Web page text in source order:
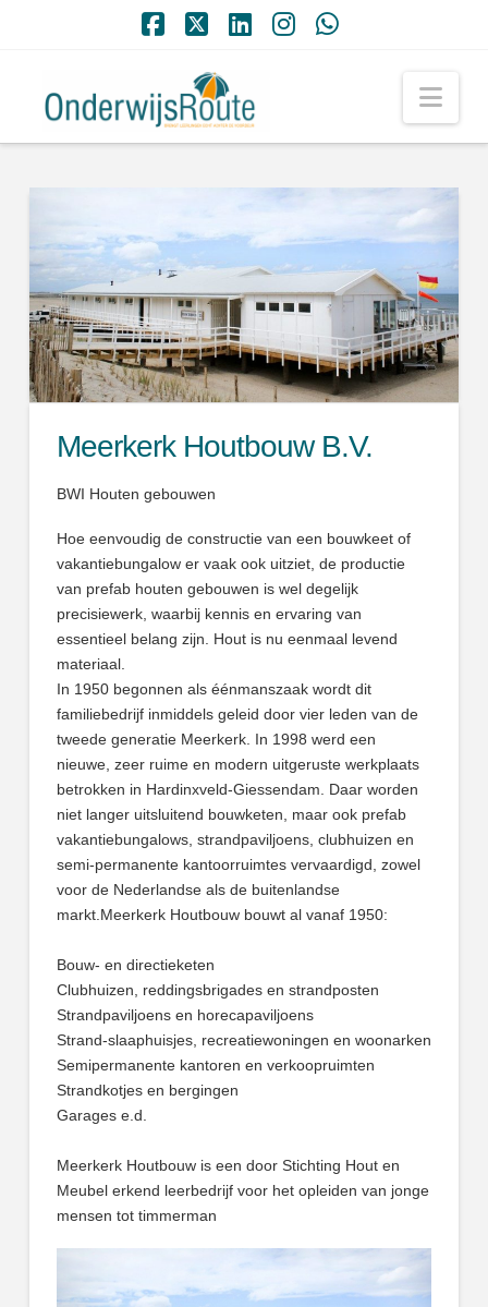
Meerkerk Houtbouw B.V.
BWI Houten gebouwen
Hoe eenvoudig de constructie van een bouwkeet of
vakantiebungalow er vaak ook uitziet, de productie
van prefab houten gebouwen is wel degelijk
precisiewerk, waarbij kennis en ervaring van
essentieel belang zijn. Hout is nu eenmaal levend
materiaal.
In 1950 begonnen als éénmanszaak wordt dit
familiebedrijf inmiddels geleid door vier leden van de
tweede generatie Meerkerk. In 1998 werd een
nieuwe, zeer ruime en modern uitgeruste werkplaats
betrokken in Hardinxveld-Giessendam. Daar worden
niet langer uitsluitend bouwketen, maar ook prefab
vakantiebungalows, strandpaviljoens, clubhuizen en
semi-permanente kantoorruimtes vervaardigd, zowel
voor de Nederlandse als de buitenlandse
markt.Meerkerk Houtbouw bouwt al vanaf 1950:
Bouw- en directieketen
Clubhuizen, reddingsbrigades en strandposten
Strandpaviljoens en horecapaviljoens
Strand-slaaphuisjes, recreatiewoningen en woonarken
Semipermanente kantoren en verkoopruimten
Strandkotjes en bergingen
Garages e.d.
Meerkerk Houtbouw is een door Stichting Hout en
Meubel erkend leerbedrijf voor het opleiden van jonge
mensen tot timmerman